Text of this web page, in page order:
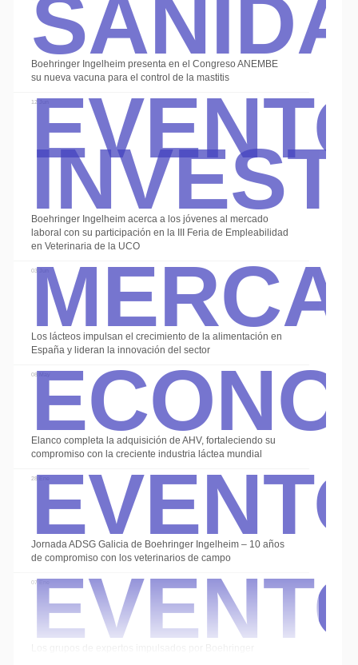
Boehringer Ingelheim presenta en el Congreso ANEMBE
su nueva vacuna para el control de la mastitis
12 Jun
Boehringer Ingelheim acerca a los jóvenes al mercado
laboral con su participación en la III Feria de Empleabilidad
en Veterinaria de la UCO
03 Jun
Los lácteos impulsan el crecimiento de la alimentación en
España y lideran la innovación del sector
08 May
Elanco completa la adquisición de AHV, fortaleciendo su
compromiso con la creciente industria láctea mundial
28 Ene
Jornada ADSG Galicia de Boehringer Ingelheim – 10 años
de compromiso con los veterinarios de campo
07 Ene